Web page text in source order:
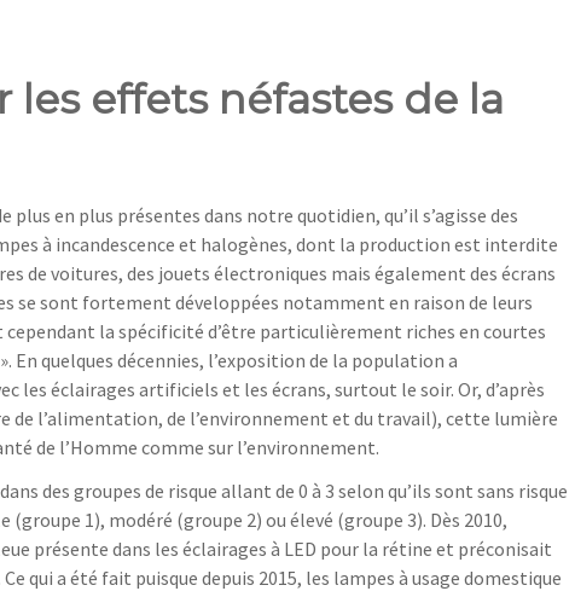
les effets néfastes de la
en plus présentes dans notre quotidien, qu’il s’agisse des
à incandescence et halogènes, dont la production est interdite
de voitures, des jouets électroniques mais également des écrans
se sont fortement développées notamment en raison de leurs
la spécificité d’être particulièrement riches en courtes
En quelques décennies, l’exposition de la population a
éclairages artificiels et les écrans, surtout le soir. Or, d’après
de l’alimentation, de l’environnement et du travail), cette lumière
de l’Homme comme sur l’environnement.
des groupes de risque allant de 0 à 3 selon qu’ils sont sans risque
1), modéré (groupe 2) ou élevé (groupe 3). Dès 2010,
présente dans les éclairages à LED pour la rétine et préconisait
qui a été fait puisque depuis 2015, les lampes à usage domestique